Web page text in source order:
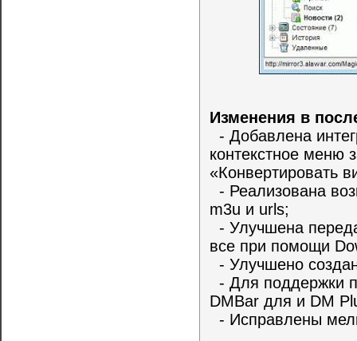
Изменения в
- Добавлена
контекстное меню
«Конвертировать
- Реализована
m3u и urls;
- Улучшена
все при помощи
- Улучшено
- Для поддержки
DMBar для и DM
- Исправлены